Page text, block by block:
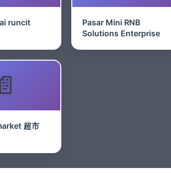
runcit
Pasar Mini RNB
Solutions Enterprise
超市